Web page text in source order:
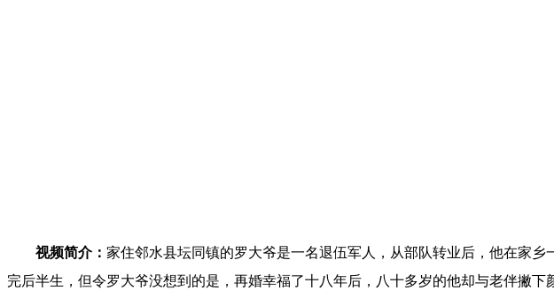
视频简介： 家住邻水县坛同镇的罗大爷是一名退伍军人，从部队转业后，他在家
完后半生，但令罗大爷没想到的是，再婚幸福了十八年后，八十多岁的他却与老伴撇下